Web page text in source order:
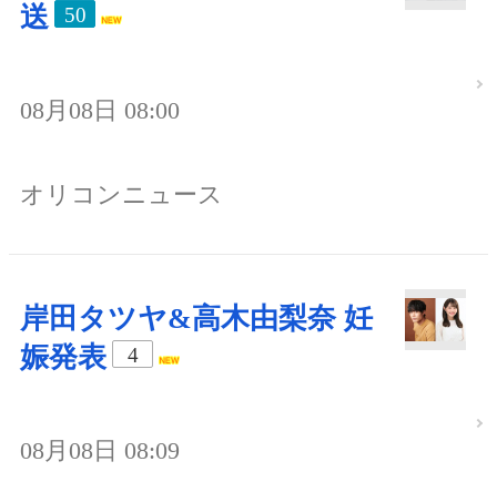
送
50
08月08日 08:00
オリコンニュース
岸田タツヤ&高木由梨奈 妊
娠発表
4
08月08日 08:09